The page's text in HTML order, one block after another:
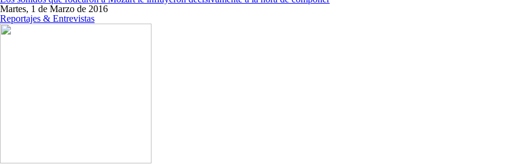
Martes, 1 de Marzo de 2016
Reportajes & Entrevistas